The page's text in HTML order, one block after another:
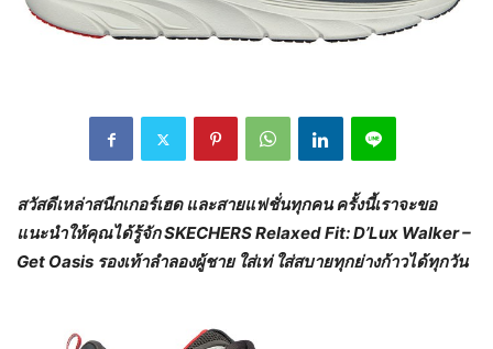
สวัสดีเหล่าสนีกเกอร์เฮด และสายแฟชั่นทุกคน ครั้งนี้เราจะขอ
แนะนำให้คุณได้รู้จักSKECHERS Relaxed Fit: D’Lux Walker –
Get Oasis รองเท้าลำลองผู้ชาย ใส่เท่ ใส่สบายทุกย่างก้าวได้ทุกวัน